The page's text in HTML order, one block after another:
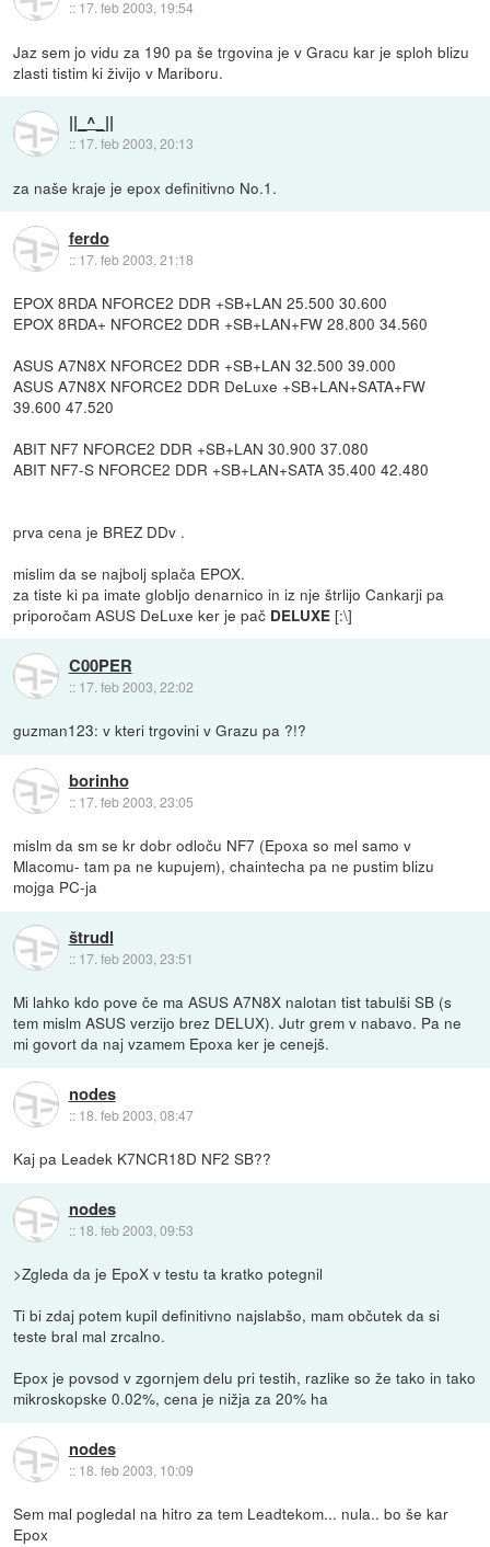
:: 17. feb 2003, 19:54
Jaz sem jo vidu za 190 pa še trgovina je v Gracu kar je sploh blizu
zlasti tistim ki živijo v Mariboru.
||_^_||
:: 17. feb 2003, 20:13
za naše kraje je epox definitivno No.1.
ferdo
:: 17. feb 2003, 21:18
EPOX 8RDA NFORCE2 DDR +SB+LAN 25.500 30.600
EPOX 8RDA+ NFORCE2 DDR +SB+LAN+FW 28.800 34.560
ASUS A7N8X NFORCE2 DDR +SB+LAN 32.500 39.000
ASUS A7N8X NFORCE2 DDR DeLuxe +SB+LAN+SATA+FW
39.600 47.520
ABIT NF7 NFORCE2 DDR +SB+LAN 30.900 37.080
ABIT NF7-S NFORCE2 DDR +SB+LAN+SATA 35.400 42.480
prva cena je BREZ DDv .
mislim da se najbolj splača EPOX.
za tiste ki pa imate globljo denarnico in iz nje štrlijo Cankarji pa
priporočam ASUS DeLuxe ker je pač DELUXE[:\]
C00PER
:: 17. feb 2003, 22:02
guzman123: v kteri trgovini v Grazu pa ?!?
borinho
:: 17. feb 2003, 23:05
mislm da sm se kr dobr odloču NF7 (Epoxa so mel samo v
Mlacomu- tam pa ne kupujem), chaintecha pa ne pustim blizu
mojga PC-ja
štrudl
:: 17. feb 2003, 23:51
Mi lahko kdo pove če ma ASUS A7N8X nalotan tist tabulši SB (s
tem mislm ASUS verzijo brez DELUX). Jutr grem v nabavo. Pa ne
mi govort da naj vzamem Epoxa ker je cenejš.
nodes
:: 18. feb 2003, 08:47
Kaj pa Leadek K7NCR18D NF2 SB??
nodes
:: 18. feb 2003, 09:53
>Zgleda da je EpoX v testu ta kratko potegnil
Ti bi zdaj potem kupil definitivno najslabšo, mam občutek da si
teste bral mal zrcalno.
Epox je povsod v zgornjem delu pri testih, razlike so že tako in tako
mikroskopske 0.02%, cena je nižja za 20% ha
nodes
:: 18. feb 2003, 10:09
Sem mal pogledal na hitro za tem Leadtekom... nula.. bo še kar
Epox